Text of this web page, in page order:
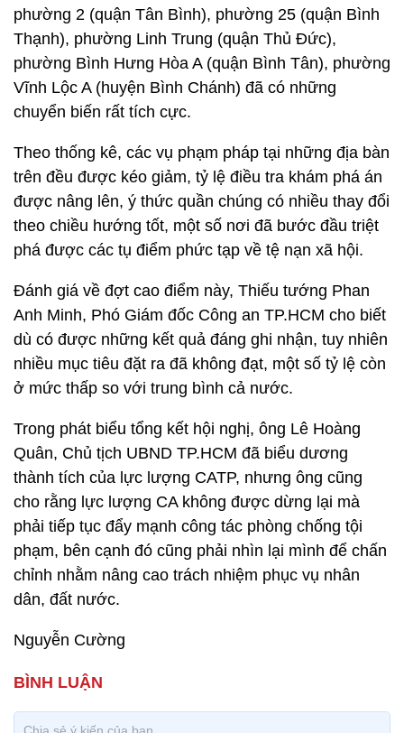
phường 2 (quận Tân Bình), phường 25 (quận Bình
Thạnh), phường Linh Trung (quận Thủ Đức),
phường Bình Hưng Hòa A (quận Bình Tân), phường
Vĩnh Lộc A (huyện Bình Chánh) đã có những
chuyển biến rất tích cực.
Theo thống kê, các vụ phạm pháp tại những địa bàn
trên đều được kéo giảm, tỷ lệ điều tra khám phá án
được nâng lên, ý thức quần chúng có nhiều thay đổi
theo chiều hướng tốt, một số nơi đã bước đầu triệt
phá được các tụ điểm phức tạp về tệ nạn xã hội.
Đánh giá về đợt cao điểm này, Thiếu tướng Phan
Anh Minh, Phó Giám đốc Công an TP.HCM cho biết
dù có được những kết quả đáng ghi nhận, tuy nhiên
nhiều mục tiêu đặt ra đã không đạt, một số tỷ lệ còn
ở mức thấp so với trung bình cả nước.
Trong phát biểu tổng kết hội nghị, ông Lê Hoàng
Quân, Chủ tịch UBND TP.HCM đã biểu dương
thành tích của lực lượng CATP, nhưng ông cũng
cho rằng lực lượng CA không được dừng lại mà
phải tiếp tục đẩy mạnh công tác phòng chống tội
phạm, bên cạnh đó cũng phải nhìn lại mình để chấn
chỉnh nhằm nâng cao trách nhiệm phục vụ nhân
dân, đất nước.
Nguyễn Cường